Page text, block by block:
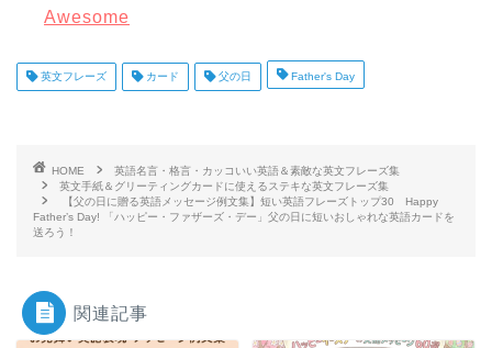
Awesome
英文フレーズ カード 父の日 Father's Day
HOME
英語名言・格言・カッコいい英語＆素敵な英文フレーズ集
英文手紙＆グリーティングカードに使えるステキな英文フレーズ集
【父の日に贈る英語メッセージ例文集】短い英語フレーズトップ30 Happy
Father’s Day! 「ハッピー・ファザーズ・デー」父の日に短いおしゃれな英語カードを
送ろう！
関連記事